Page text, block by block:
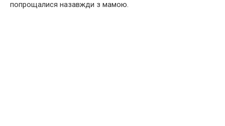
попрощалися назавжди з мамою.